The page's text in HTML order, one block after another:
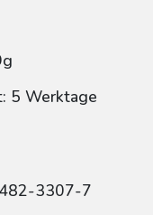
5 Werktage
3307-7